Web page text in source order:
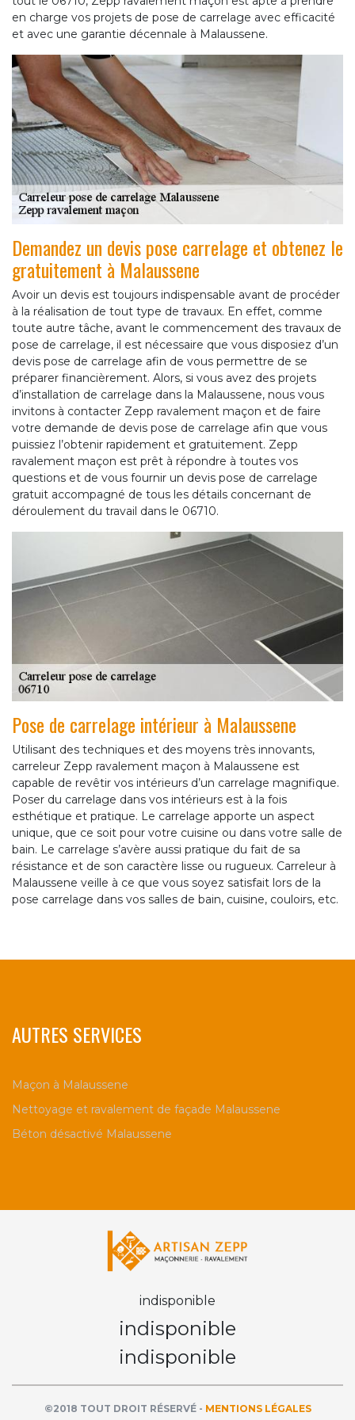
en charge vos projets de pose de carrelage avec efficacité
et avec une garantie décennale à Malaussene.
Demandez un devis pose carrelage et obtenez le
gratuitement à Malaussene
Avoir un devis est toujours indispensable avant de procéder
à la réalisation de tout type de travaux. En effet, comme
toute autre tâche, avant le commencement des travaux de
pose de carrelage, il est nécessaire que vous disposiez d’un
devis pose de carrelage afin de vous permettre de se
préparer financièrement. Alors, si vous avez des projets
d’installation de carrelage dans la Malaussene, nous vous
invitons à contacter Zepp ravalement maçon et de faire
votre demande de devis pose de carrelage afin que vous
puissiez l’obtenir rapidement et gratuitement. Zepp
ravalement maçon est prêt à répondre à toutes vos
questions et de vous fournir un devis pose de carrelage
gratuit accompagné de tous les détails concernant de
déroulement du travail dans le 06710.
Pose de carrelage intérieur à Malaussene
Utilisant des techniques et des moyens très innovants,
carreleur Zepp ravalement maçon à Malaussene est
capable de revêtir vos intérieurs d’un carrelage magnifique.
Poser du carrelage dans vos intérieurs est à la fois
esthétique et pratique. Le carrelage apporte un aspect
unique, que ce soit pour votre cuisine ou dans votre salle de
bain. Le carrelage s’avère aussi pratique du fait de sa
résistance et de son caractère lisse ou rugueux. Carreleur à
Malaussene veille à ce que vous soyez satisfait lors de la
pose carrelage dans vos salles de bain, cuisine, couloirs, etc.
AUTRES SERVICES
Maçon à Malaussene
Nettoyage et ravalement de façade Malaussene
Béton désactivé Malaussene
indisponible
indisponible
indisponible
©2018 TOUT DROIT RÉSERVÉ - MENTIONS LÉGALES